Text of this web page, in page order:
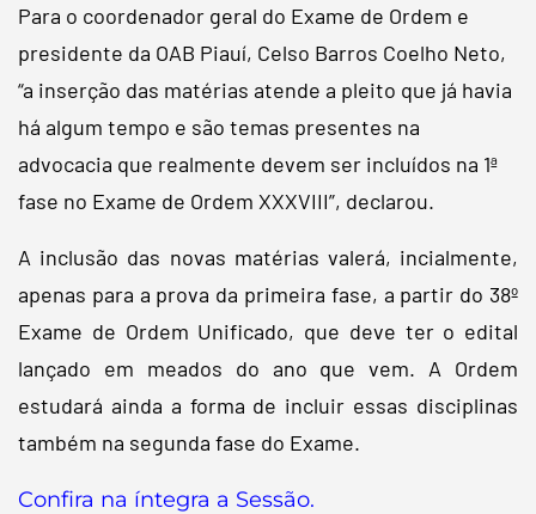
Para o coordenador geral do Exame de Ordem e
presidente da OAB Piauí, Celso Barros Coelho Neto,
“a inserção das matérias atende a pleito que já havia
há algum tempo e são temas presentes na
advocacia que realmente devem ser incluídos na 1ª
fase no Exame de Ordem XXXVIII”, declarou.
A inclusão das novas matérias valerá, incialmente,
apenas para a prova da primeira fase, a partir do 38º
Exame de Ordem Unificado, que deve ter o edital
lançado em meados do ano que vem. A Ordem
estudará ainda a forma de incluir essas disciplinas
também na segunda fase do Exame.
Confira na íntegra a Sessão.